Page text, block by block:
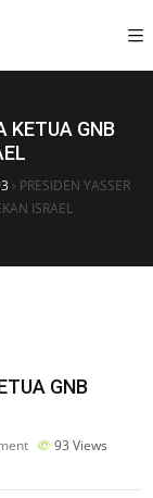
KETUA GNB
› PRESIDEN YASSER
ISRAEL
GNB
93 Views